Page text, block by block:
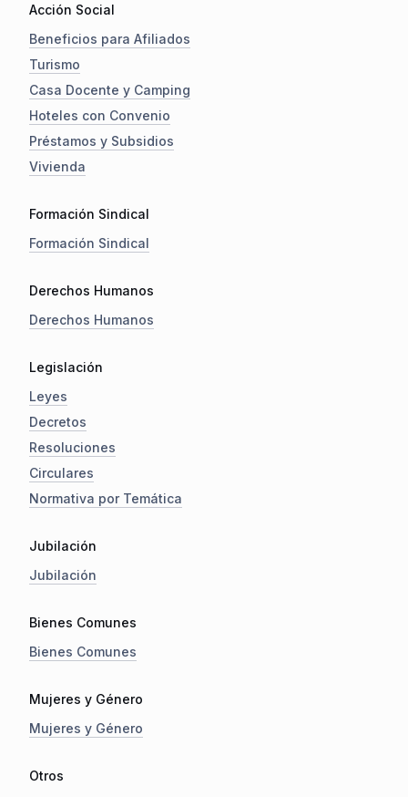
Acción Social
Beneficios para Afiliados
Turismo
Casa Docente y Camping
Hoteles con Convenio
Préstamos y Subsidios
Vivienda
Formación Sindical
Formación Sindical
Derechos Humanos
Derechos Humanos
Legislación
Leyes
Decretos
Resoluciones
Circulares
Normativa por Temática
Jubilación
Jubilación
Bienes Comunes
Bienes Comunes
Mujeres y Género
Mujeres y Género
Otros